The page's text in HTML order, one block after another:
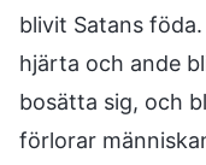
blivit Satans
hjärta och ande
bosätta sig, och
förlorar